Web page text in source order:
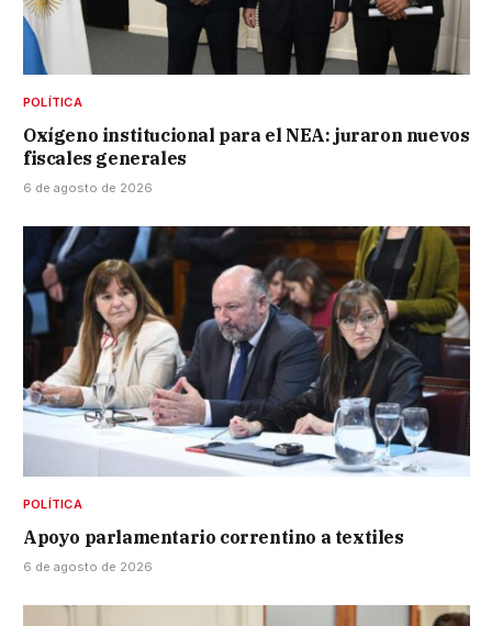
POLÍTICA
Oxígeno institucional para el NEA: juraron nuevos
fiscales generales
6 de agosto de 2026
POLÍTICA
Apoyo parlamentario correntino a textiles
6 de agosto de 2026